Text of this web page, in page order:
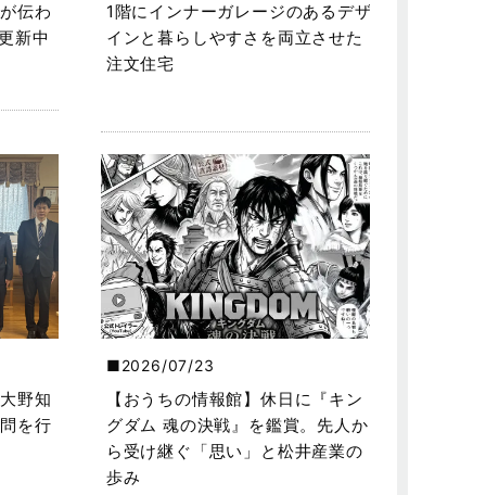
伝わ
新中
1階にインナーガレージのあるデザ
インと暮らしやすさを両立させた
注文住宅
野知
を行
2026/07/23
【おうちの情報館】休日に『キン
グダム 魂の決戦』を鑑賞。先人か
ら受け継ぐ「思い」と松井産業の
歩み